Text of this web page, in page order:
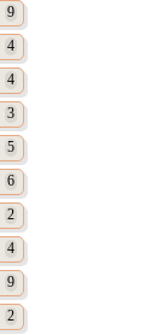
9
4
4
3
5
6
2
4
9
2